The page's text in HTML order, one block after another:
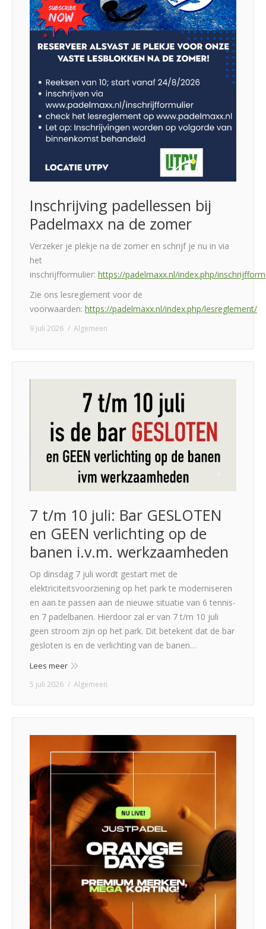
Inschrijving padellessen bij
Padelmaxx na de zomer
Verzeker je plekje na de zomer en schrijf je nu in via
het
inschrijfformulier: https://padelmaxx.nl/index.php/
Zie ons lesreglement voor de
voorwaarden: https://padelmaxx.nl/index.php/lesreglement/
9 juli 2026 Algemeen
7 t/m 10 juli: Bar GESLOTEN
en GEEN verlichting op de
banen i.v.m. werkzaamheden
Op dinsdag 7 juli wordt gestart met de
elektriciteitsvoorziening op het park te moderniseren
en aan te passen aan de nieuwe situatie van 6 tennis-
en 7 padelbanen. Hierdoor zal er van 7 t/m 10 juli
geen stroom zijn op het park. Dit betekent dat de bar
gesloten is en de verlichting van de banen…
Lees meer
5 juli 2026 Algemeen